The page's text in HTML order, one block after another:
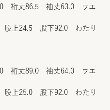
裄丈86.5 袖丈63.0 ウエ
股上24.5 股下92.0 わたり
裄丈89.0 袖丈64.0 ウエ
股上25.0 股下92.0 わたり